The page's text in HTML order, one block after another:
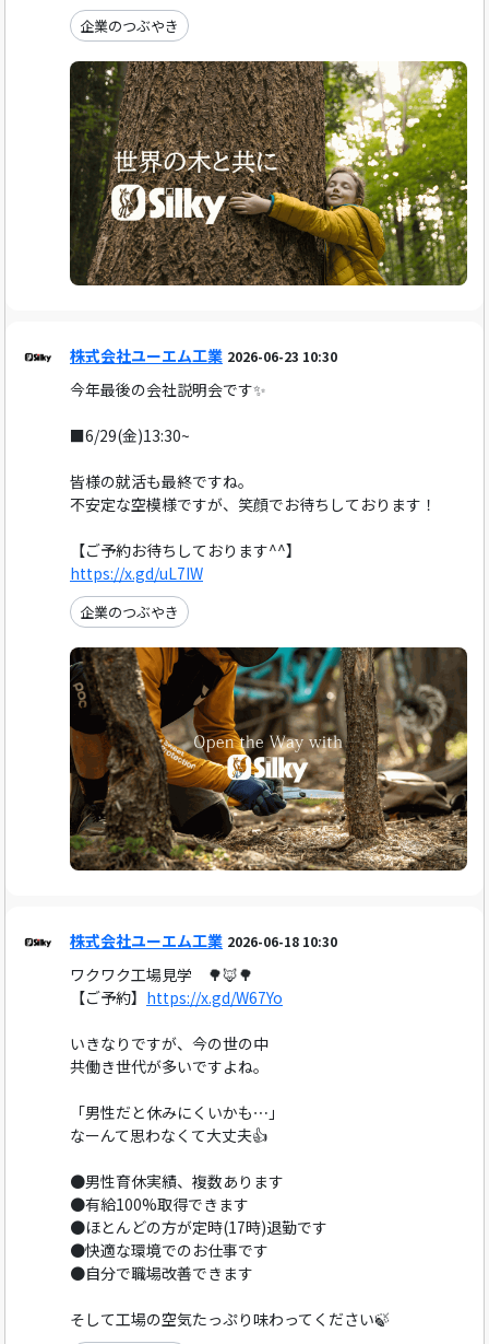
企業のつぶやき
株式会社ユーエム工業 2026-06-23 10:30
今年最後の会社説明会です✨️
■6/29(金)13:30~
皆様の就活も最終ですね。
不安定な空模様ですが、笑顔でお待ちしております！
【ご予約お待ちしております^^】
https://x.gd/uL7IW
企業のつぶやき
株式会社ユーエム工業 2026-06-18 10:30
ワクワク工場見学 🌳🦊🌳
【ご予約】 https://x.gd/W67Yo
いきなりですが、今の世の中
共働き世代が多いですよね。
「男性だと休みにくいかも⋯」
なーんて思わなくて大丈夫👍️
●男性育休実績、複数あります
●有給100%取得できます
●ほとんどの方が定時(17時)退勤です
●快適な環境でのお仕事です
●自分で職場改善できます
そして工場の空気たっぷり味わってください🍃